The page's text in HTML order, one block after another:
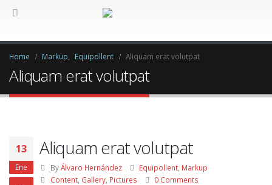
Home Markup Equipollent Aliquam erat volutpat
Aliquam erat volutpat
13
Ene
Aliquam erat volutpat
ByÁlvaro Hernández Equipollent Markup
Content, Gallery, Pictures 0 Comments